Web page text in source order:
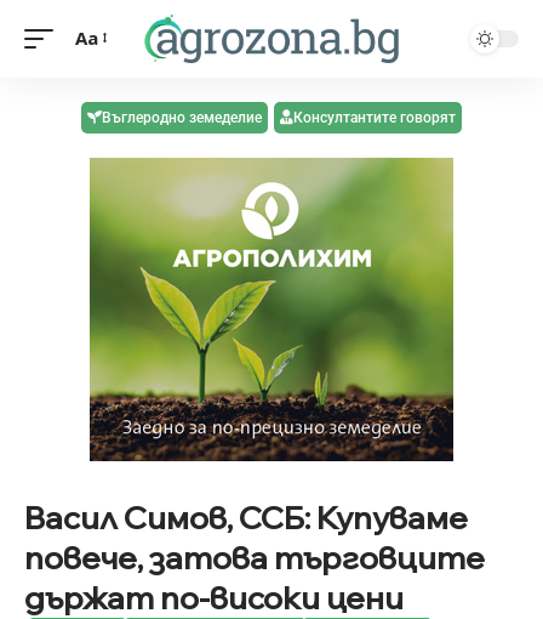
Aa
Въглеродно земеделие Консултантите говорят
Васил Симов, ССБ: Купуваме
повече, затова търговците
държат по-високи цени